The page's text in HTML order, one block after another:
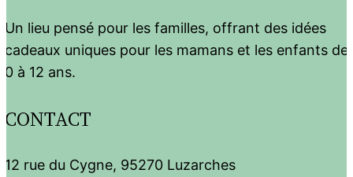
Un lieu pensé pour les familles, offrant des idées
cadeaux uniques pour les mamans et les enfants de
0 à 12 ans.
CONTACT
12 rue du Cygne, 95270 Luzarches